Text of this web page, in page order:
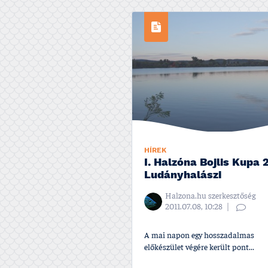
HÍREK
I. Halzóna Bojlis Kupa
Ludányhalászi
Halzona.hu szerkesztőség
2011.07.08, 10:28
A mai napon egy hosszadalmas
előkészület végére került pont...